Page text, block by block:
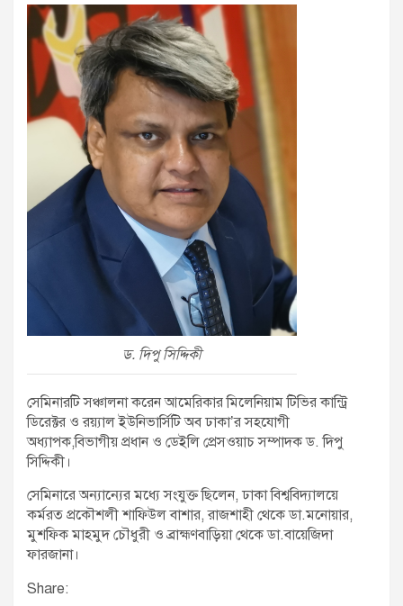
ড. দিপু সিদ্দিকী
সেমিনারটি সঞ্চালনা করেন আমেরিকার মিলেনিয়াম টিভির কান্ট্রি
ডিরেক্টর ও রয়্যাল ইউনিভার্সিটি অব ঢাকা’র সহযোগী
অধ্যাপক,বিভাগীয় প্রধান ও ডেইলি প্রেসওয়াচ সম্পাদক ড. দিপু
সিদ্দিকী।
সেমিনারে অন্যান্যের মধ্যে সংযুক্ত ছিলেন, ঢাকা বিশ্ববিদ্যালয়ে
কর্মরত প্রকৌশলী শাফিউল বাশার, রাজশাহী থেকে ডা.মনোয়ার,
মুশফিক মাহমুদ চৌধুরী ও ব্রাহ্মণবাড়িয়া থেকে ডা.বায়েজিদা
ফারজানা।
Share: